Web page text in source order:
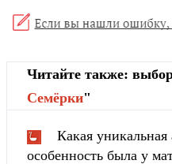
Читайте также:
Cемёрки"
Какая уникальная
особенность была у